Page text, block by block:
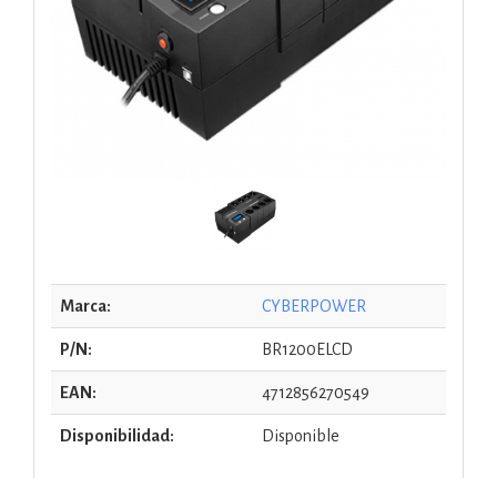
Marca: CYBERPOWER
P/N: BR1200ELCD
EAN: 4712856270549
Disponibilidad: Disponible